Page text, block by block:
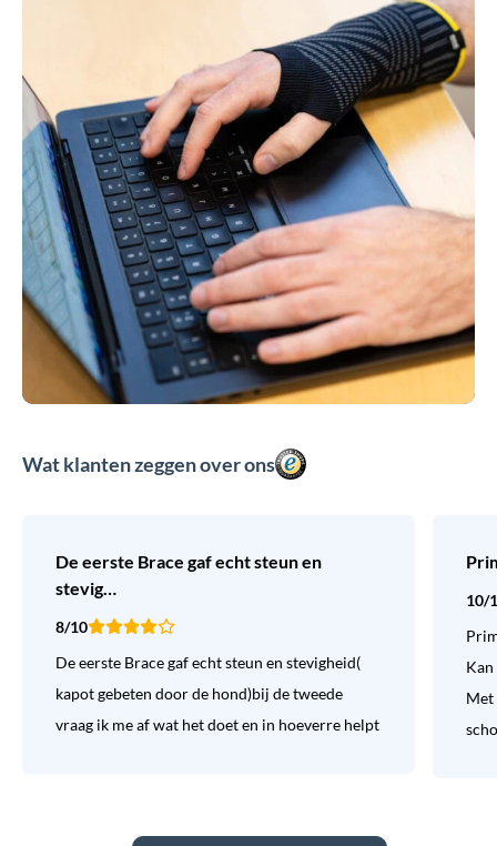
Wat klanten zeggen over ons
De eerste Brace gaf echt steun en
stevig…
8/10
De eerste Brace gaf echt steun en stevigheid(
kapot gebeten door de hond)bij de tweede
vraag ik me af wat het doet en in hoeverre helpt
10/
Met